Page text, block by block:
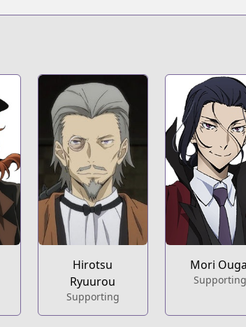
Hirotsu
Ryuurou
Supporting
Mori
Supporting